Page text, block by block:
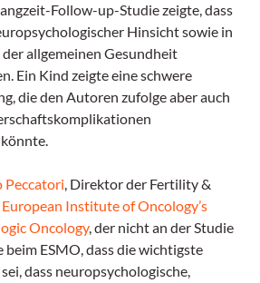
Follow-up-Studie zeigte, dass
Hinsicht sowie in
allgemeinen Gesundheit
Ein Kind zeigte eine schwere
die den Autoren zufolge aber auch
Peccatori, Direktor der Fertility &
European Institute of Oncology’s
Oncology, der nicht an der Studie
ESMO, dass die wichtigste
dass neuropsychologische,